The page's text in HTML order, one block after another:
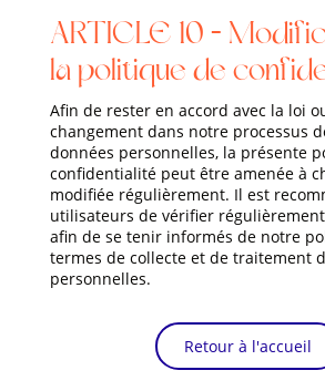
ARTICLE 10 –
la politique de
Afin de rester en accord avec la loi
changement dans notre processus
données personnelles, la présente
confidentialité peut être amenée à
modifiée régulièrement. Il est
utilisateurs de vérifier
afin de se tenir informés de notre
termes de collecte et de traitement
personnelles.
Retour à l'accueil